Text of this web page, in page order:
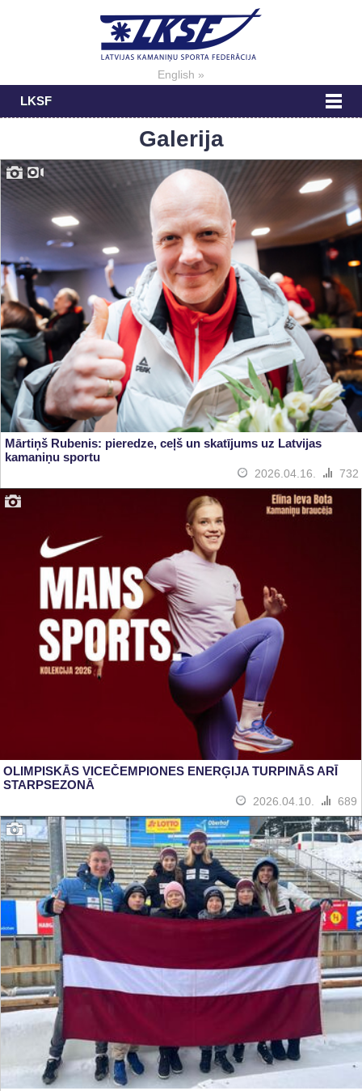
English »
LKSF
Galerija
Mārtiņš Rubenis: pieredze, ceļš un skatījums uz Latvijas
kamaniņu sportu
2026.04.16. 732
OLIMPISKĀS VICEČEMPIONES ENERĢIJA TURPINĀS ARĪ
STARPSEZONĀ
2026.04.10. 689